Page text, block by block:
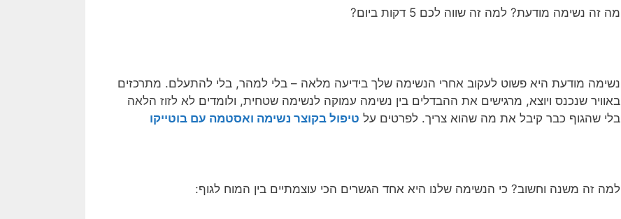
מה זה נשימה מודעת? למה זה שווה לכם 5 דקות ביום?
נשימה מודעת היא פשוט לעקוב אחרי הנשימה שלך בידיעה מלאה – בלי למהר, בלי להתעלם. מתרכזים
באוויר שנכנס ויוצא, מרגישים את ההבדלים בין נשימה עמוקה לנשימה שטחית, ולומדים לא לזוז הלאה
בלי שהגוף כבר קיבל את מה שהוא צריך. לפרטים על טיפול בקוצר נשימה ואסטמה עם בוטייקו
למה זה משנה וחשוב? כי הנשימה שלנו היא אחד הגשרים הכי עוצמתיים בין המוח לגוף: